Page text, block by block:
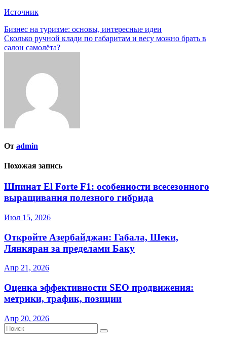
Источник
Навигация
по
Бизнес на туризме: основы, интересные идеи
Сколько ручной клади по габаритам и весу можно брать в
салон самолёта?
От admin
Похожая запись
Шпинат El Forte F1: особенности всесезонного
выращивания полезного гибрида
Июл 15, 2026
Откройте Азербайджан: Габала, Шеки,
Лянкяран за пределами Баку
Апр 21, 2026
Оценка эффективности SEO продвижения:
метрики, трафик, позиции
Апр 20, 2026